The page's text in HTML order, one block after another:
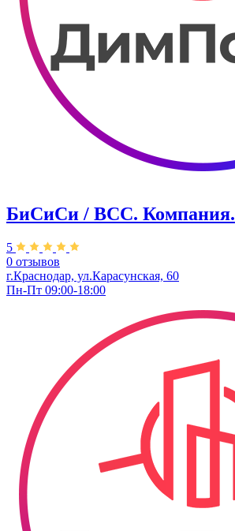
БиСиСи / BCC. Компания.
5
0 отзывов
г.Краснодар, ул.Карасунская, 60
Пн-Пт 09:00-18:00